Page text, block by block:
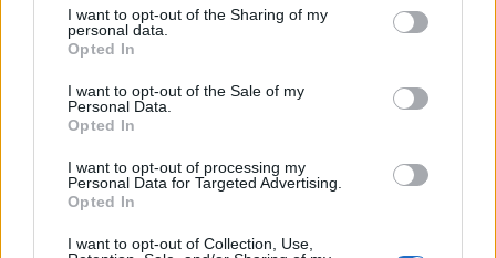
I want to opt-out of the Sharing of my
personal data.
Opted In
I want to opt-out of the Sale of my
Personal Data.
Opted In
I want to opt-out of processing my
Personal Data for Targeted Advertising.
Opted In
I want to opt-out of Collection, Use,
Kategorien
E-Sport